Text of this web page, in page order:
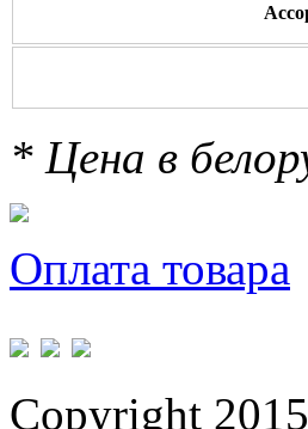
* Цена в
Оплата товара
Copyright 2015